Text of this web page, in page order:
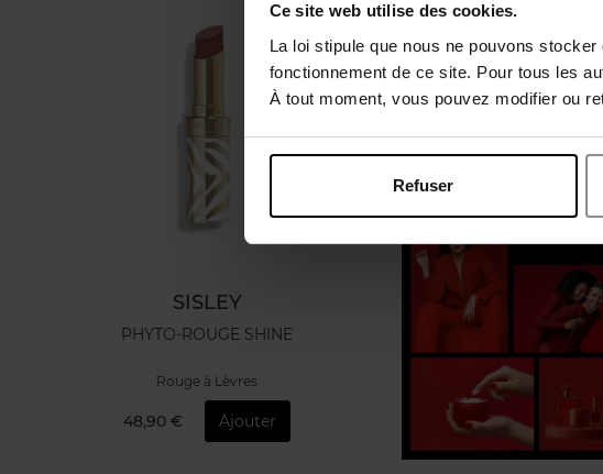
Ce site web utilise des cookies.
La loi stipule que nous ne pouvons
fonctionnement de ce site. Pour tous les
À tout moment, vous pouvez modifier ou
Refuser
SISLEY
PHYTO-ROUGE SHINE
Rouge à Lèvres
48,90 € Ajouter